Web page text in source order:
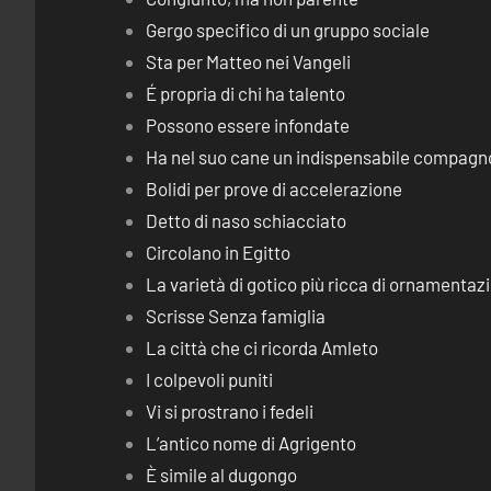
Gergo specifico di un gruppo sociale
Sta per Matteo nei Vangeli
É propria di chi ha talento
Possono essere infondate
Ha nel suo cane un indispensabile
Bolidi per prove di accelerazione
Detto di naso schiacciato
Circolano in Egitto
La varietà di gotico più ricca di
Scrisse Senza famiglia
La città che ci ricorda Amleto
I colpevoli puniti
Vi si prostrano i fedeli
L’antico nome di Agrigento
È simile al dugongo